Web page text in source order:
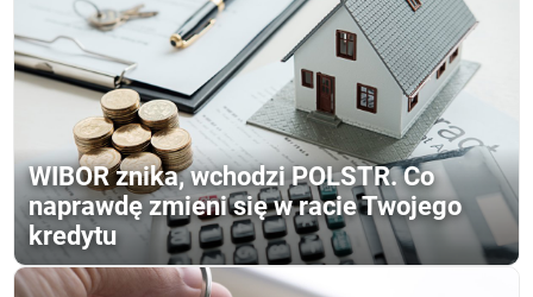
WIBOR znika, wchodzi POLSTR. Co
naprawdę zmieni się w racie Twojego
kredytu